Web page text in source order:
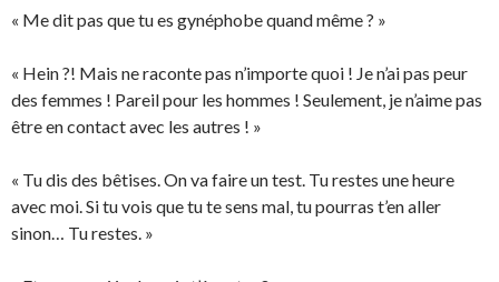
« Me dit pas que tu es gynéphobe quand même ? »
« Hein ?! Mais ne raconte pas n’importe quoi ! Je n’ai pas peur
des femmes ! Pareil pour les hommes ! Seulement, je n’aime pas
être en contact avec les autres ! »
« Tu dis des bêtises. On va faire un test. Tu restes une heure
avec moi. Si tu vois que tu te sens mal, tu pourras t’en aller
sinon… Tu restes. »